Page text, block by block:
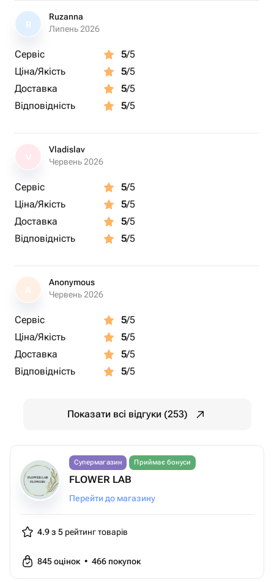
R
Ruzanna
Липень 2026
Сервіс 5/5
Ціна/Якість
5/5
Доставка
5/5
Відповідність
5/5
Vladislav
Червень 2026
Сервіс 5/5
Ціна/Якість
5/5
Доставка
5/5
Відповідність
5/5
A
Anonymous
Червень 2026
Сервіс 5/5
Ціна/Якість
5/5
Доставка
5/5
Відповідність
5/5
Показати всі відгуки (253)
Супермагазин Приймає бонуси
FLOWER LAB
Перейти до магазину
4.9 з 5 рейтинг товарів
845оцінок • 466 покупок